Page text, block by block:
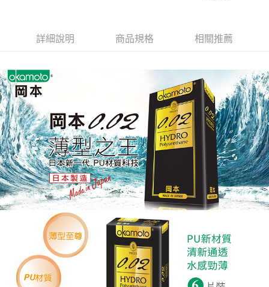
詳細說明 商品規格 相關推薦